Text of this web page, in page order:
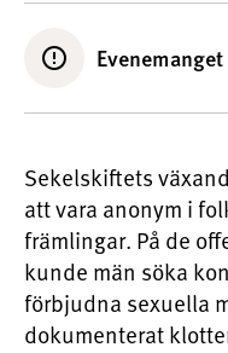
Sekelskiftets
att vara anonym i
främlingar. På de
kunde män söka
förbjudna sexuella
dokumenterat